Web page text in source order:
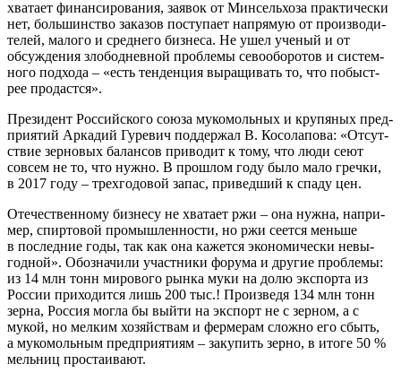
хва­та­ет финан­си­ро­ва­ния, заявок от Мин­сель­хоза прак­ти­че­ски
нет, боль­шин­ство зака­зов посту­па­ет напря­мую от про­из­во­ди­
те­лей, мало­го и сред­не­го биз­не­са. Не ушел уче­ный и от
обсуж­де­ния зло­бо­днев­ной про­бле­мы сево­обо­ро­тов и систем­
но­го под­хо­да – «есть тен­ден­ция выра­щи­вать то, что побыст­
рее продастся».
Пре­зи­дент Рос­сий­ско­го сою­за муко­моль­ных и кру­пя­ных пред­
при­я­тий Арка­дий Гуре­вич под­дер­жал В. Косо­ла­по­ва: «Отсут­
ствие зер­но­вых балан­сов при­во­дит к тому, что люди сеют
совсем не то, что нуж­но. В про­шлом году было мало греч­ки,
в 2017 году – трех­го­до­вой запас, при­вед­ший к спа­ду цен.
Оте­че­ствен­но­му биз­не­су не хва­та­ет ржи – она нуж­на, напри­
мер, спир­то­вой про­мыш­лен­но­сти, но ржи сеет­ся мень­ше
в послед­ние годы, так как она кажет­ся эко­но­ми­че­ски невы­
год­ной». Обо­зна­чи­ли участ­ни­ки фору­ма и дру­гие про­бле­мы:
из 14 млн тонн миро­во­го рын­ка муки на долю экс­пор­та из
Рос­сии при­хо­дит­ся лишь 200 тыс.! Про­из­ве­дя 134 млн тонн
зер­на, Рос­сия мог­ла бы вый­ти на экс­порт не с зер­ном, а с
мукой, но мел­ким хозяй­ствам и фер­ме­рам слож­но его сбыть,
а муко­моль­ным пред­при­я­ти­ям – заку­пить зер­но, в ито­ге 50 %
мель­ниц простаивают.